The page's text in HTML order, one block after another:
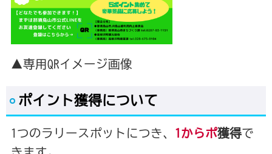
▲専用QRイメージ画像
ポイント獲得について
1つのラリースポットにつき、 1からポ獲得で